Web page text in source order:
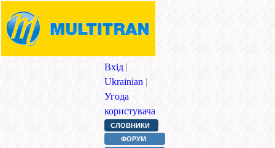
Вхід |
Ukrainian |
Угода
користувача
СЛОВНИКИ
ФОРУМ